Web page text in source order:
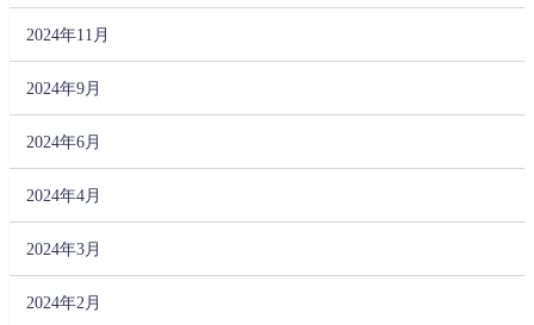
2024年11月
2024年9月
2024年6月
2024年4月
2024年3月
2024年2月